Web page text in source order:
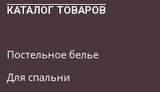
КАТАЛОГ ТОВАРОВ
Постельное белье
Для спальни